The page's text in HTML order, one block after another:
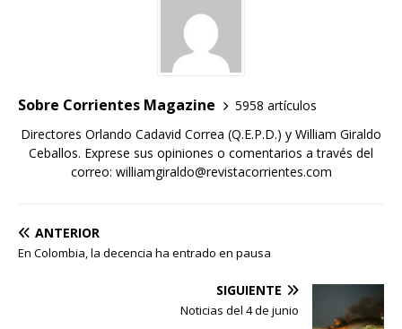
Sobre Corrientes Magazine
5958 artículos
Directores Orlando Cadavid Correa (Q.E.P.D.) y William Giraldo
Ceballos. Exprese sus opiniones o comentarios a través del
correo: williamgiraldo@revistacorrientes.com
ANTERIOR
En Colombia, la decencia ha entrado en pausa
SIGUIENTE
Noticias del 4 de junio